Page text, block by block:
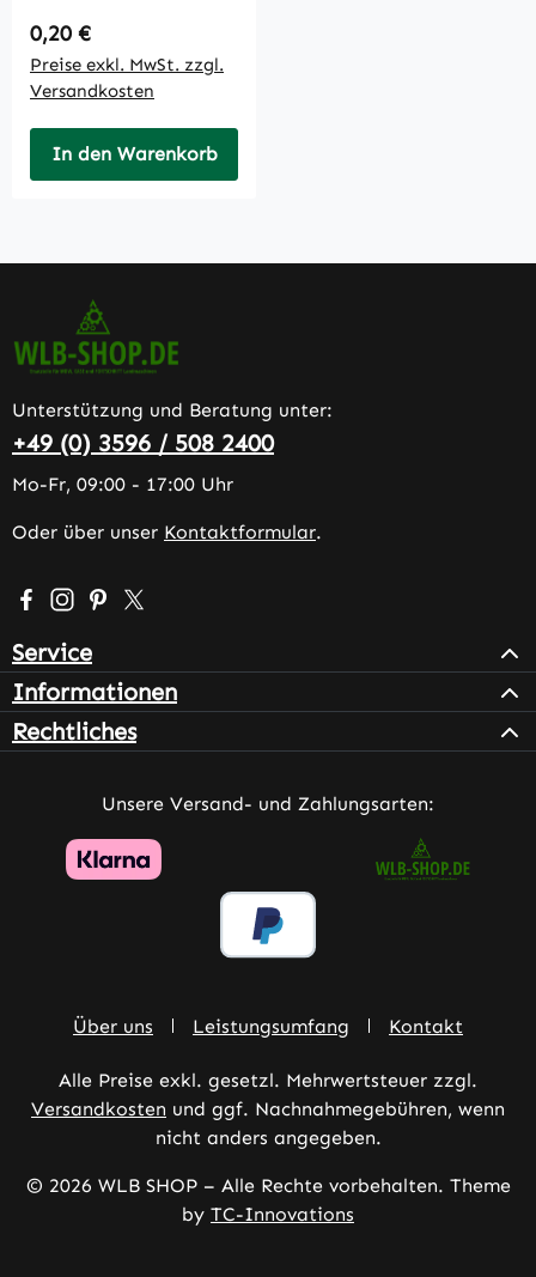
Regulärer Preis:
0,20 €
Preise exkl. MwSt. zzgl.
Versandkosten
In den Warenkorb
Unterstützung und Beratung unter:
+49 (0) 3596 / 508 2400
Mo-Fr, 09:00 - 17:00 Uhr
Oder über unser Kontaktformular.
Besuche uns auf Facebook – öffnet in neuem Tab
Schau auf Instagram vorbei – öffnet in neuem Tab
Lass dich auf Pinterest inspirieren – öffnet in
Folge uns auf X – öffnet in neuem Tab
Service
Informationen
Rechtliches
Unsere Versand- und Zahlungsarten:
Über uns Leistungsumfang Kontakt
Alle Preise exkl. gesetzl. Mehrwertsteuer zzgl.
Versandkosten und ggf. Nachnahmegebühren, wenn
nicht anders angegeben.
© 2026 WLB SHOP – Alle Rechte vorbehalten. Theme
by TC-Innovations